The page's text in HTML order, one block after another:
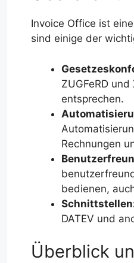
Invoice Office ist
sind einige der
ZUGFeRD
entsprechen.
Rechnungen
bedienen,
DATEV und
Überblick